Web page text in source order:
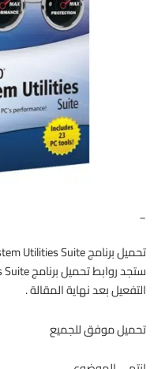
_
تحميل برنامج WinZip System Utilities Suite مع التفعيل :
التفعيل بعد نهاية المقالة .
تحميل موفق للجميع